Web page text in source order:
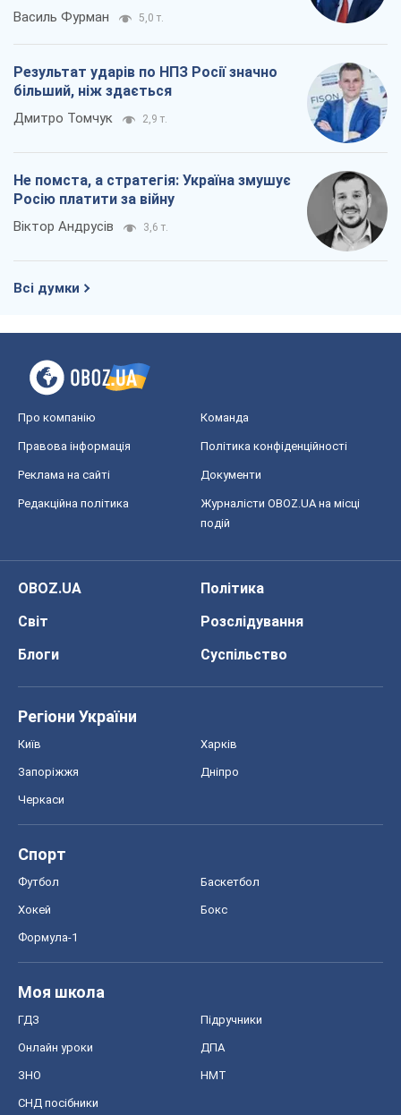
Василь Фурман 5,0 т.
Результат ударів по НПЗ Росії значно
більший, ніж здається
Дмитро Томчук 2,9 т.
Не помста, а стратегія: Україна змушує
Росію платити за війну
Віктор Андрусів 3,6 т.
Всі думки
Про компанію Команда
Правова інформація Політика конфіденційності
Реклама на сайті Документи
Редакційна політика
Журналісти OBOZ.UA на місці
подій
OBOZ.UA
Політика
Світ
Розслідування
Блоги
Суспільство
Регіони України
Київ Харків
Запоріжжя Дніпро
Черкаси
Спорт
Футбол Баскетбол
Хокей Бокс
Формула-1
Моя школа
ГДЗ Підручники
Онлайн уроки ДПА
ЗНО НМТ
СНД посібники